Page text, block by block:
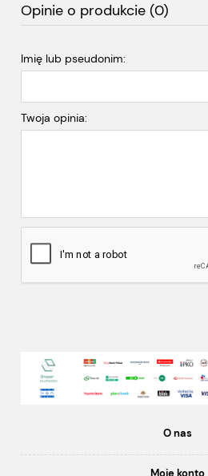
Opinie o produkcie (0)
Imię lub pseudonim:
Twoja opinia:
O nas